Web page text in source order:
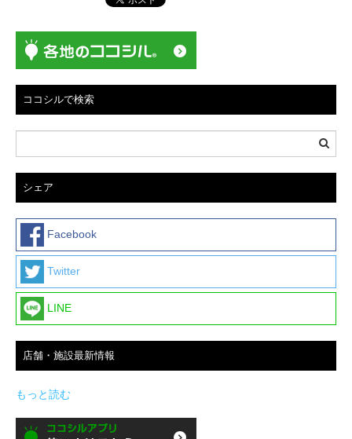
ココシルで検索
シェア
Facebook
Twitter
LINE
店舗・施設最新情報
もっと読む